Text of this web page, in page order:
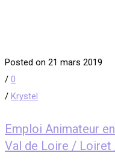
Posted on 21 mars 2019
/ 0
/ Krystel
Emploi Animateur
Val de Loire / Loiret